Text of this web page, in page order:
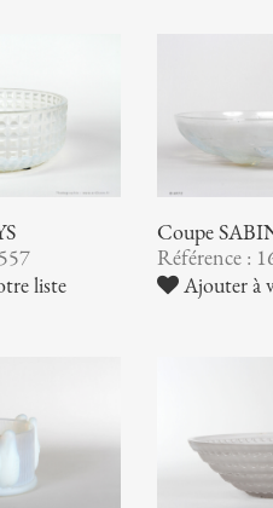
liste
Coupe
Référence :
Ajouter à